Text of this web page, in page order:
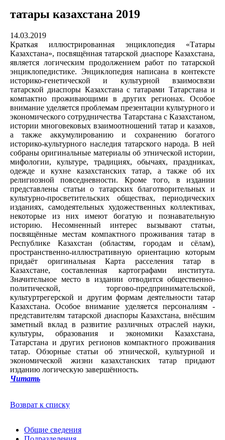
татары казахстана 2019
14.03.2019
Краткая иллюстрированная энциклопедия «Татары
Казахстана», посвящённая татарской диаспоре Казахстана,
является логическим продолжением работ по татарской
энциклопедистике. Энциклопедия написана в контексте
историко-генетической и культурной взаимосвязи
татарской диаспоры Казахстана с татарами Татарстана и
компактно проживающими в других регионах. Особое
внимание уделяется проблемам презентации культурного и
экономического сотрудничества Татарстана с Казахстаном,
истории многовековых взаимоотношений татар и казахов,
а также аккумулированию и сохранению богатого
историко-культурного наследия татарского народа. В ней
собраны оригинальные материалы об этнической истории,
мифологии, культуре, традициях, обычаях, праздниках,
одежде и кухне казахстанских татар, а также об их
религиозной повседневности. Кроме того, в издании
представлены статьи о татарских благотворительных и
культурно-просветительских обществах, периодических
изданиях, самодеятельных художественных коллективах,
некоторые из них имеют богатую и познавательную
историю. Несомненный интерес вызывают статьи,
посвящённые местам компактного проживания татар в
Республике Казахстан (областям, городам и сёлам),
пространственно-иллюстративную ориентацию которым
придаёт оригинальная Карта расселения татар в
Казахстане, составленная картографами института.
Значительное место в издании отводится общественно-
политической, торгово-предпринимательской,
культуртрегерской и другим формам деятельности татар
Казахстана. Особое внимание уделяется персоналиям -
представителям татарской диаспоры Казахстана, внёсшим
заметный вклад в развитие различных отраслей науки,
культуры, образования и экономики Казахстана,
Татарстана и других регионов компактного проживания
татар. Обзорные статьи об этнической, культурной и
экономической жизни казахстанских татар придают
изданию логическую завершённость.
Читать
Возврат к списку
Общие сведения